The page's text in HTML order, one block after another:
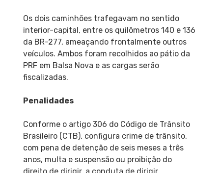
Os dois caminhões trafegavam no sentido
interior-capital, entre os quilômetros 140 e 136
da BR-277, ameaçando frontalmente outros
veículos. Ambos foram recolhidos ao pátio da
PRF em Balsa Nova e as cargas serão
fiscalizadas.
Penalidades
Conforme o artigo 306 do Código de Trânsito
Brasileiro (CTB), configura crime de trânsito,
com pena de detenção de seis meses a três
anos, multa e suspensão ou proibição do